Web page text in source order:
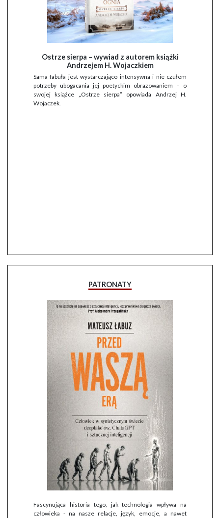
Ostrze sierpa – wywiad z autorem książki
Andrzejem H. Wojaczkiem
Sama fabuła jest wystarczająco intensywna i nie czułem
potrzeby ubogacania jej poetyckim obrazowaniem – o
swojej książce „Ostrze sierpa” opowiada Andrzej H.
Wojaczek.
PATRONATY
Fascynująca historia tego, jak technologia wpływa na
człowieka - na nasze relacje, język, emocje, a nawet